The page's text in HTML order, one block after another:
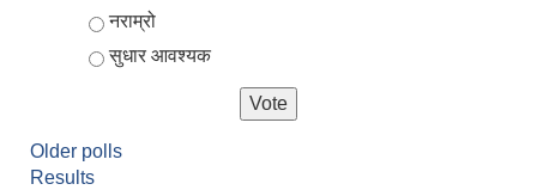
नराम्रो
सुधार आवश्यक
Older polls
Results